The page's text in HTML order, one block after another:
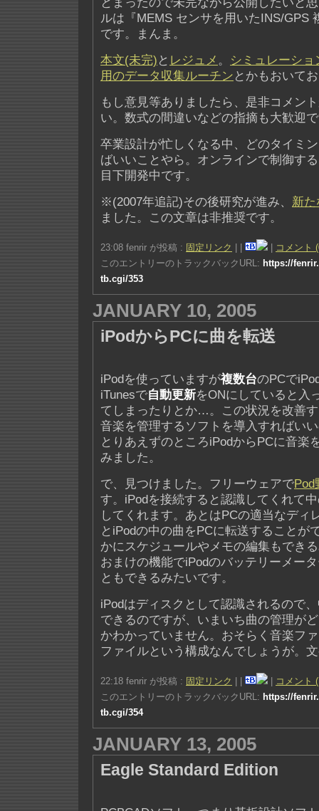
ルは『MEMS センサを用いたINS/GPS
です。まんま。
本文(未完) と レジュメ 。 シミュレーシ
用のデータ収集ルーチン とかもおいて
もし意見等ありましたら、是非コメン
い。数式の間違いなどの指摘も大歓迎
卒業設計が忙しくなる中、どのタイミ
ばいいことやら。オンラインで制御す
目下開発中です。
※(2007年追記)その後研究が進み、 新
ました。この文章は非推奨です。
23:08 fenrir が投稿 : 固定リンク
コメント
このエントリーのトラックバックURL: https://
tb.cgi/353
JANUARY 10, 2005
iPodからPCに曲を転送
iPodを使っていますが複数台のPCで
iTunesで自動更新をONにしていると入
てしまったりとか…。この状況を改善
音楽を管理するソフトを導入すればい
とりあえずのところiPodからPCに音楽
みました。
で、見つけました。フリーウェアでPod
す。iPodを接続すると認識してくれて
してくれます。あとはPCの適当なディ
とiPodの中の曲をPCに転送することが
かにスケジュールやメモの編集もでき
おまけの機能でiPodのバッテリーメー
ともできるみたいです。
iPodはディスクとして認識されるので
できるのですが、いまいち曲の管理が
かわかっていません。おそらく音楽フ
ファイルという構成なんでしょうが。
22:18 fenrir が投稿 : 固定リンク
コメント
このエントリーのトラックバックURL: https://
tb.cgi/354
JANUARY 13, 2005
Eagle Standard Edition